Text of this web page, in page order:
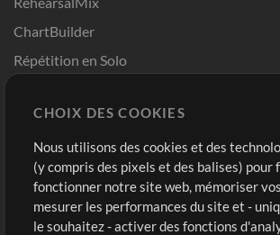
ChartBuilder
Répétition en Solo
Modèles ProPresenter
Sons
Boutique
Acheter des crédits
Compte
Connexion
CHOIX DES COOKIES
Nous utilisons des cookies et des
(y compris des pixels et des balises) pour
fonctionner notre site web, mémoriser
mesurer les performances du site et -
le souhaitez - activer des fonctions